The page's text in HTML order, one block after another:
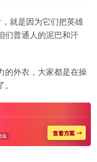
就是因为它们把英雄
们普通人的泥巴和汗
的外衣，大家都是在操